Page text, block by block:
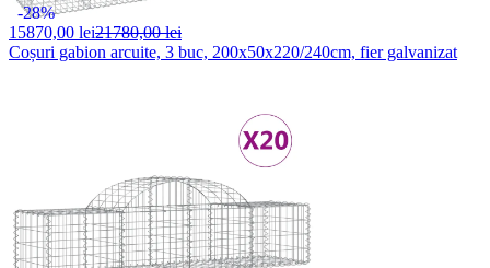
-28%
15870,00 lei21780,00 lei
Coșuri gabion arcuite, 3 buc, 200x50x220/240cm, fier galvanizat